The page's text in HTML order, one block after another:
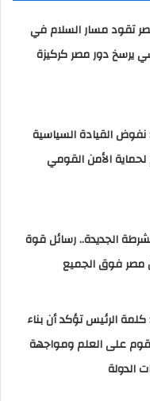
تقود مسار السلام في
يرسخ دور مصر كركيزة
نفوض القيادة السياسية
الأمن القومي
الجديدة.. رسائل قوة
مصر فوق الجميع
كلمة الرئيس تؤكد أن بناء
على العلم ومواجهة
الدولة